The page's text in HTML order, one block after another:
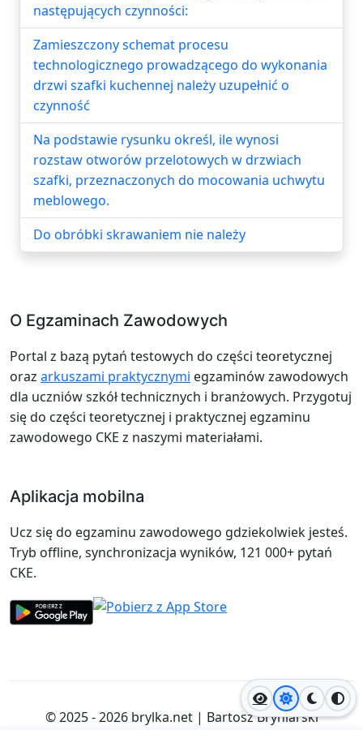
Jasny motyw
Ciemny
następujących czynności:
Zamieszczony schemat procesu
technologicznego prowadzącego do wykonania
drzwi szafki kuchennej należy uzupełnić o
czynność
Na podstawie rysunku określ, ile wynosi
rozstaw otworów przelotowych w drzwiach
szafki, przeznaczonych do mocowania uchwytu
meblowego.
Do obróbki skrawaniem nie należy
O Egzaminach Zawodowych
Portal z bazą pytań testowych do części teoretycznej
oraz arkuszami praktycznymi egzaminów zawodowych
dla uczniów szkół technicznych i branżowych. Przygotuj
się do części teoretycznej i praktycznej egzaminu
zawodowego CKE z naszymi materiałami.
Aplikacja mobilna
Ucz się do egzaminu zawodowego gdziekolwiek jesteś.
Tryb offline, synchronizacja wyników, 121 000+ pytań
CKE.
© 2025 - 2026 brylka.net| Bartosz Bryniarski